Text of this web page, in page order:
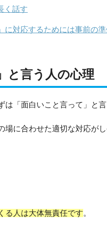
く話す
に対応するためには事前の
と言う人の心理
は「面白いこと言って」と
に合わせた適切な対応がし
る人は大体無責任です。